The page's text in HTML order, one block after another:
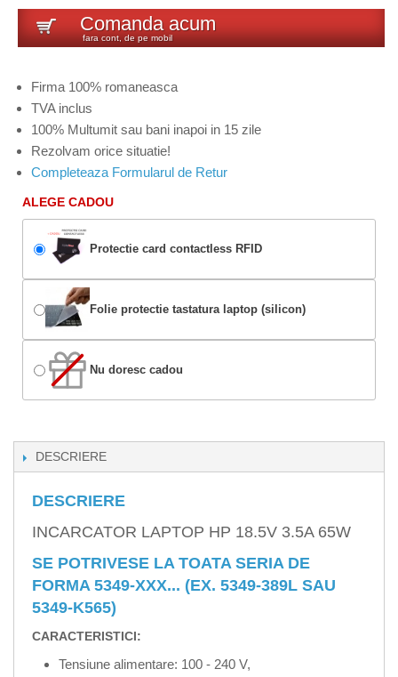
Comanda acum
fara cont, de pe mobil
Firma 100% romaneasca
TVA inclus
100% Multumit sau bani inapoi in 15 zile
Rezolvam orice situatie!
Completeaza Formularul de Retur
ALEGE CADOU
Protectie card contactless RFID
Folie protectie tastatura laptop (silicon)
Nu doresc cadou
DESCRIERE
DESCRIERE
INCARCATOR LAPTOP HP 18.5V 3.5A 65W
SE POTRIVESE LA TOATA SERIA DE
FORMA 5349-XXX... (EX. 5349-389L SAU
5349-K565)
CARACTERISTICI:
Tensiune alimentare: 100 - 240 V,